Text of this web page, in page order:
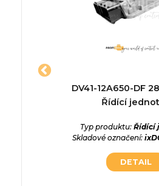
DV41-12A650-DF
Řídící
Typ produktu: Řídící
Skladové označení:
DETAIL